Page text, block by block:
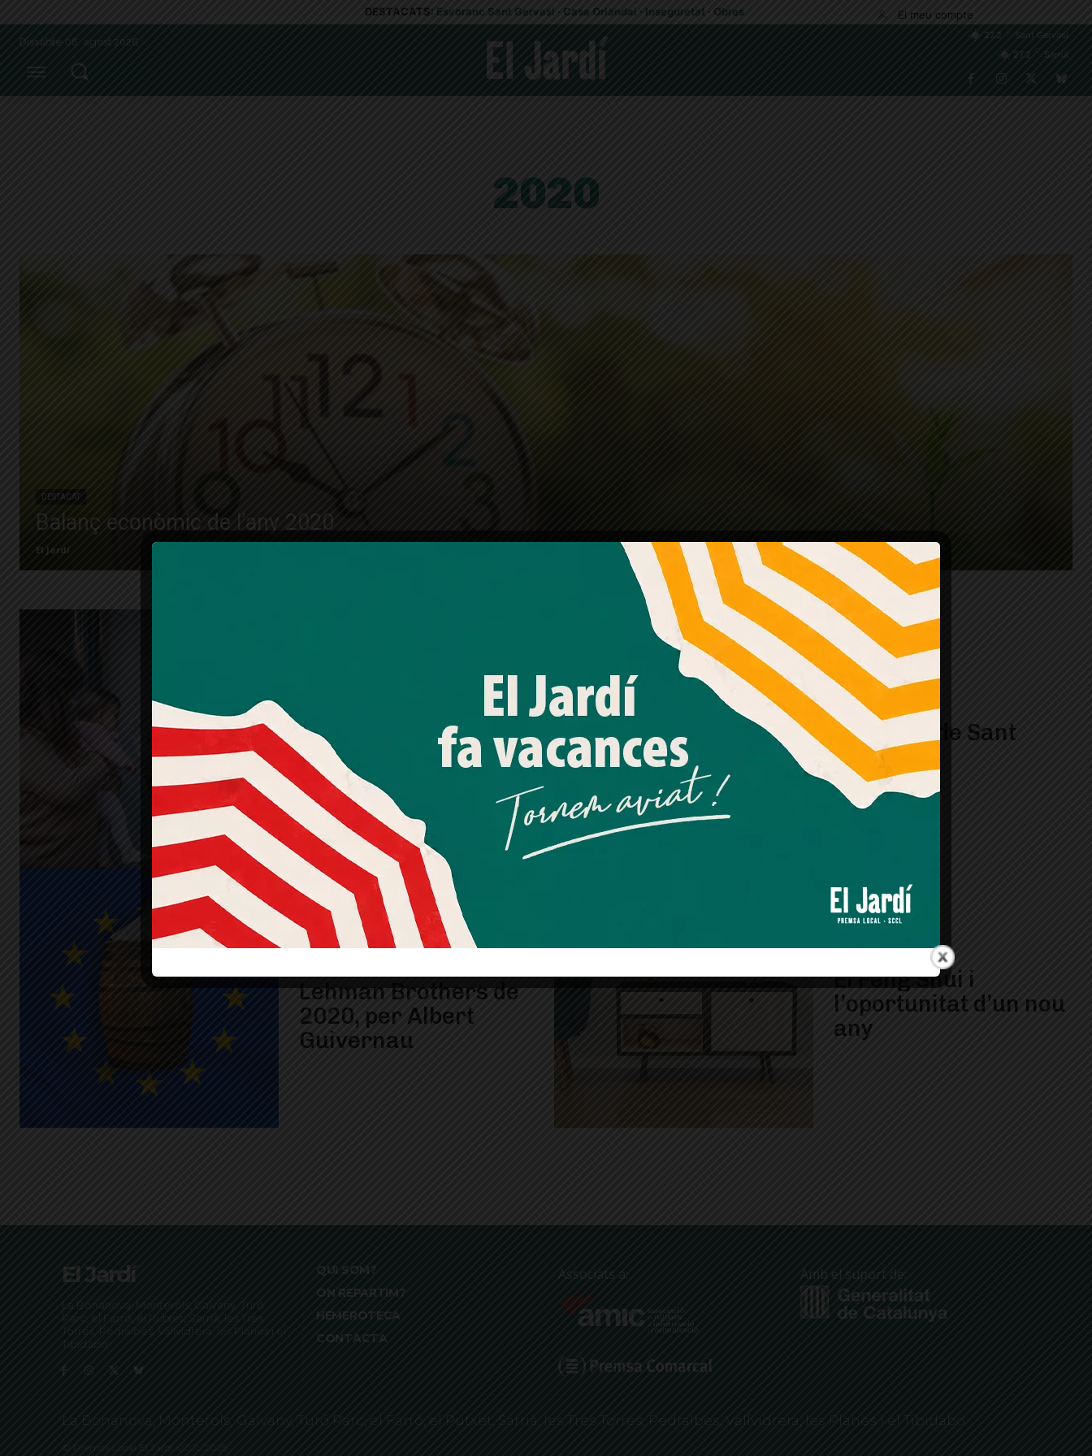
DESTACATS: Esvoranc Sant Gervasi · Casa Orlandai · Inseguretat · Obres El meu compte
Dissabte 08, agost 2026
27.2
Sant Gervasi
27.2
Sarrià
2020
DESTACAT
Balanç econòmic de l’any 2020
El Jardí
Les fotografies del
2020 a Sarrià – Sant
Gervasi
Pregària de Sant
Joan
Lehman Brothers de
2020, per Albert
Guivernau
El Feng Shui i
l’oportunitat d’un nou
any
El Jardí
La Bonanova, Monterols, Galvany, Turó
Parc, el Farró, el Putxet, Sarrià, les Tres
Torres, Pedralbes, Vallvidrera, les Planes i el
Tibidabo
QUI SOM?
ON REPARTIM?
HEMEROTECA
CONTACTA
Associats a: Amb el suport de:
La Bonanova, Monterols, Galvany, Turó Parc, el Farró, el Putxet, Sarrià, les Tres Torres, Pedralbes, Vallvidrera, les Planes i el Tibidabo
© Premsa Local El Jardí SCCL 2025
Amb el seu acord, nosaltres fem servir galetes o
tecnologies similars per emmagatzemar, accedir i
processar dades personals com la seva visita a aquest lloc
processament de dades basat en interessos legítims en
qualsevol moment fent clic a "Ajustos de cookies" o a la
nostra Política de privacitat en aquest lloc web. Si cliques
"acceptar" dones el teu consentiment
Més informació Acceptar Rebutjar tot
Quan l’usuari crea un compte al Diari el Jardí, dona el seu
consentiment explícit per rebre comunicacions
informatives relacionades amb el servei. Aquest
consentiment pot ser revocat en qualsevol moment
mitjançant l’enllaç de baixa present a tots els correus.